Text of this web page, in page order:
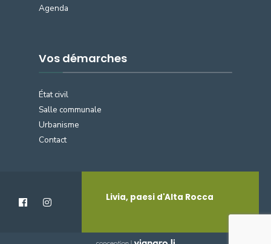
Agenda
Vos démarches
État civil
Salle communale
Urbanisme
Contact
Livia, paesi d'Alta Rocca